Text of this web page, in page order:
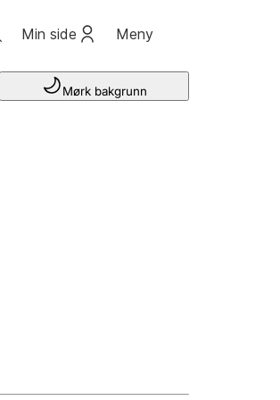
Min side Meny
Mørk bakgrunn